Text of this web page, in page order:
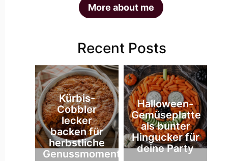
More about me
Recent Posts
Kürbis-
Cobbler
lecker
backen für
herbstliche
Genussmomente
Halloween-
Gemüseplatte
als bunter
Hingucker für
deine Party